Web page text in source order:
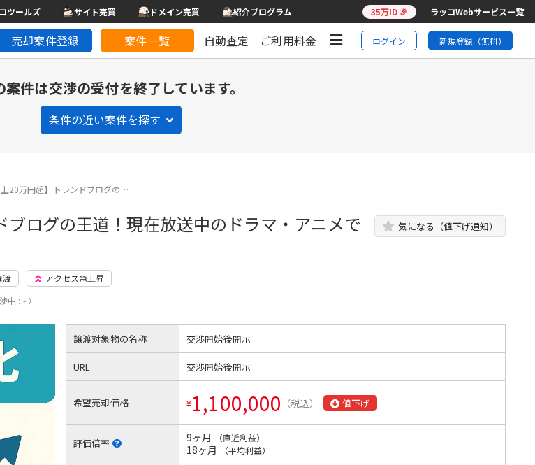
ツールズ サイト売買 ドメイン売買 紹介プログラム 35万ID 🎉 ラッコWebサービス一覧
売却案件登録 案件一覧 自動査定 ご利用料金 ログイン 新規登録（無料）
案件は交渉の受付を終了しています。
条件の近い案件を探す
上20万円超】トレンドブログの…
ブログの王道！現在放送中のドラマ・アニメで
気になる（値下げ通知）
渡 アクセス急上昇
中 : - ）
譲渡対象物の名称 交渉開始後開示
URL 交渉開始後開示
希望売却価格 ¥1,100,000 （税込） 値下げ
評価倍率 9ヶ月 （直近利益）
18ヶ月 （平均利益）